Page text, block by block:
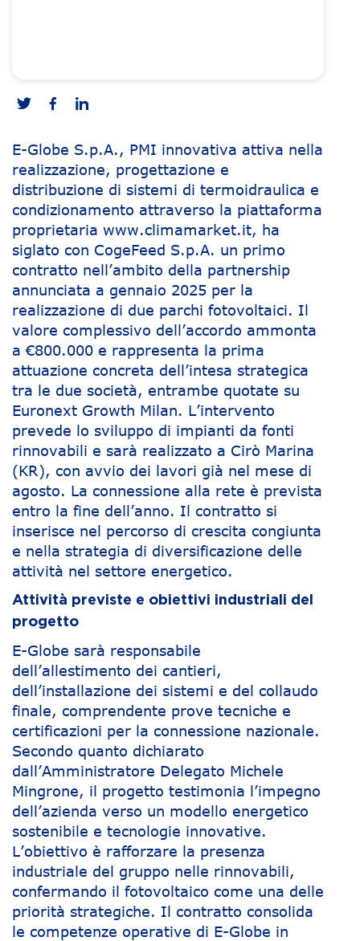
E-Globe S.p.A., PMI innovativa attiva nella
realizzazione, progettazione e
distribuzione di sistemi di termoidraulica e
condizionamento attraverso la piattaforma
proprietaria www.climamarket.it, ha
siglato con CogeFeed S.p.A. un primo
contratto nell’ambito della partnership
annunciata a gennaio 2025 per la
realizzazione di due parchi fotovoltaici. Il
valore complessivo dell’accordo ammonta
a €800.000 e rappresenta la prima
attuazione concreta dell’intesa strategica
tra le due società, entrambe quotate su
Euronext Growth Milan. L’intervento
prevede lo sviluppo di impianti da fonti
rinnovabili e sarà realizzato a Cirò Marina
(KR), con avvio dei lavori già nel mese di
agosto. La connessione alla rete è prevista
entro la fine dell’anno. Il contratto si
inserisce nel percorso di crescita congiunta
e nella strategia di diversificazione delle
attività nel settore energetico.
Attività previste e obiettivi industriali del
progetto
E-Globe sarà responsabile
dell’allestimento dei cantieri,
dell’installazione dei sistemi e del collaudo
finale, comprendente prove tecniche e
certificazioni per la connessione nazionale.
Secondo quanto dichiarato
dall’Amministratore Delegato Michele
Mingrone, il progetto testimonia l’impegno
dell’azienda verso un modello energetico
sostenibile e tecnologie innovative.
L’obiettivo è rafforzare la presenza
industriale del gruppo nelle rinnovabili,
confermando il fotovoltaico come una delle
priorità strategiche. Il contratto consolida
le competenze operative di E-Globe in